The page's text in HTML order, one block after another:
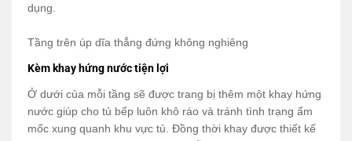
dụng.
Tầng trên úp dĩa thẳng đứng không nghiêng
Kèm khay hứng nước tiện lợi
Ở dưới của mỗi tầng sẽ được trang bị thêm một khay hứng
nước giúp cho tủ bếp luôn khô ráo và tránh tình trạng ẩm
mốc xung quanh khu vực tủ. Đồng thời khay được thiết kế